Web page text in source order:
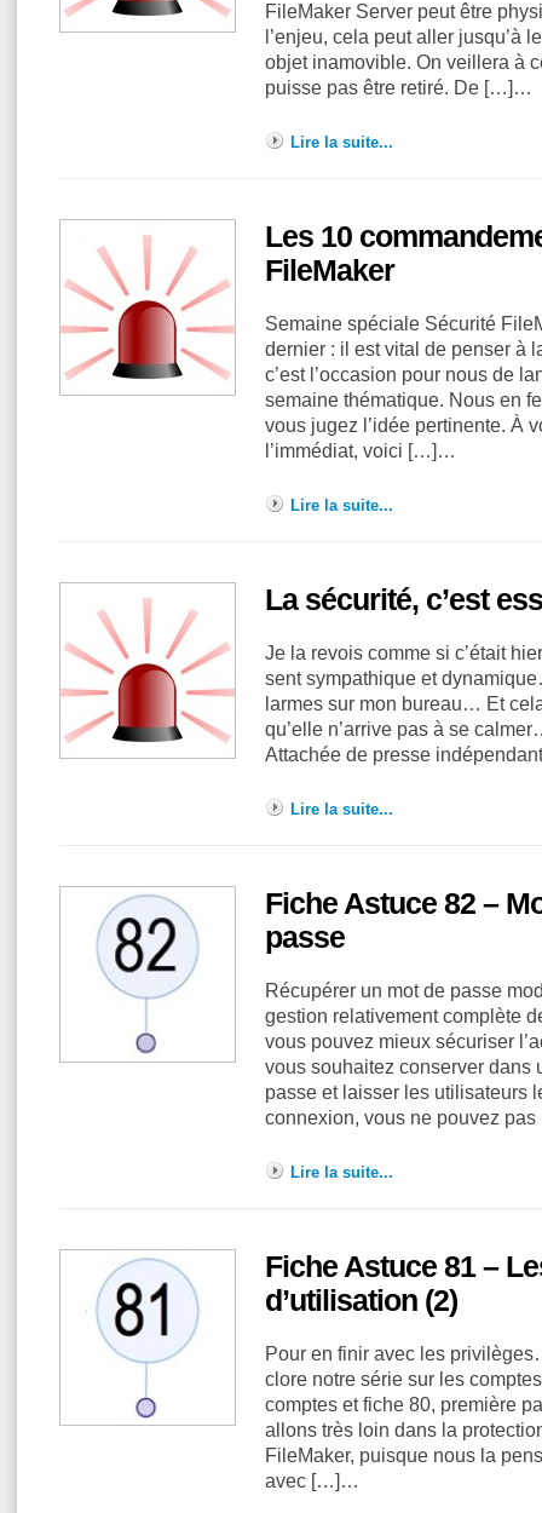
FileMaker Server peut être
l’enjeu, cela peut aller jusqu’à
objet inamovible. On veillera à
puisse pas être retiré. De […]…
Lire la suite...
Les 10
FileMaker
Semaine spéciale Sécurité
dernier : il est vital de penser à
c’est l’occasion pour nous de
semaine thématique. Nous en
vous jugez l’idée pertinente. À
l’immédiat, voici […]…
Lire la suite...
La sécurité, c’est
Je la revois comme si c’était
sent sympathique et
larmes sur mon bureau… Et
qu’elle n’arrive pas à se
Attachée de presse
Lire la suite...
Fiche Astuce 82 –
passe
Récupérer un mot de passe
gestion relativement complète
vous pouvez mieux sécuriser
vous souhaitez conserver dans
passe et laisser les utilisateurs
connexion, vous ne pouvez
Lire la suite...
Fiche Astuce 81 –
d’utilisation (2)
Pour en finir avec les
clore notre série sur les
comptes et fiche 80, première
allons très loin dans la
FileMaker, puisque nous la
avec […]…